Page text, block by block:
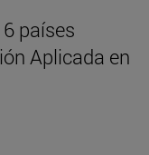
países
Aplicada en